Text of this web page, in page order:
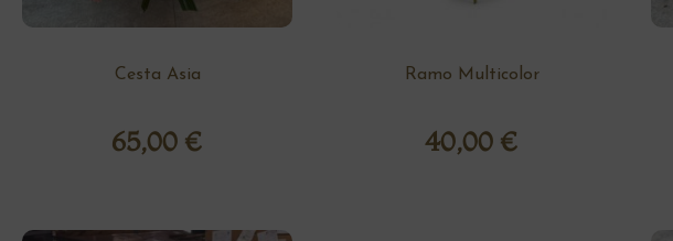
Cesta Asia
65,00 €
Ramo Multicolor
40,00 €